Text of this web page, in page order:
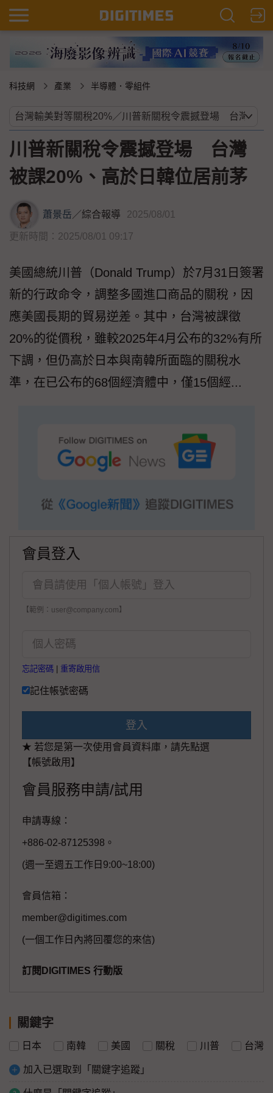
科技網 產業 半導體．零組件
川普新關稅令震撼登場 台灣
被課20%、高於日韓位居前茅
蕭景岳／綜合報導 2025/08/01
更新時間：2025/08/01 09:17
美國總統川普（Donald Trump）於7月31日簽署
新的行政命令，調整多國進口商品的關稅，因
應美國長期的貿易逆差。其中，台灣被課徵
20%的從價稅，雖較2025年4月公布的32%有所
下調，但仍高於日本與南韓所面臨的關稅水
準，在已公布的68個經濟體中，僅15個經...
會員登入
【範例：user@company.com】
忘記密碼 重寄啟用信
記住帳號密碼
登入
★ 若您是第一次使用會員資料庫，請先點選
【帳號啟用】
會員服務申請/試用
申請專線：
+886-02-87125398。
(週一至週五工作日9:00~18:00)
會員信箱：
member@digitimes.com
(一個工作日內將回覆您的來信)
訂閱DIGITIMES 行動版
關鍵字
日本 南韓 美國 關稅 川普 台灣
加入已選取到「關鍵字追蹤」